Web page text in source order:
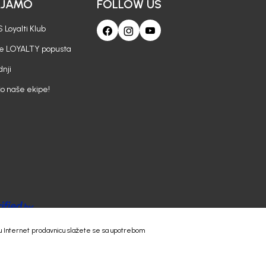
Loyalti Klub
LOYALTY popusta
naše ekipe!
FOLLOW US
Internet prodavnicu slažete se sa upotrebom